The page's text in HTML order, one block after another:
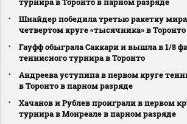
Шнайдер победила третью ракетку
четвертом круге «тысячника» в Торонто
Гауфф обыграла Саккари и вышла в 1/8
теннисного турнира в Торонто
Андреева уступипа в первом круге
в Торонто в парном разряде
Хачанов и Рублев проиграли в первом
турнира в Монреале в парном разряде